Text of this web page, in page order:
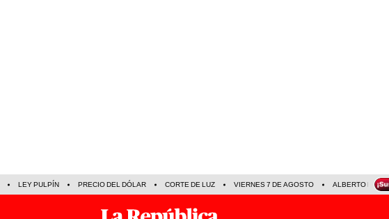
LEY PULPÍN PRECIO DEL DÓLAR CORTE DE LUZ VIERNES 7 DE AGOSTO ALBERTO